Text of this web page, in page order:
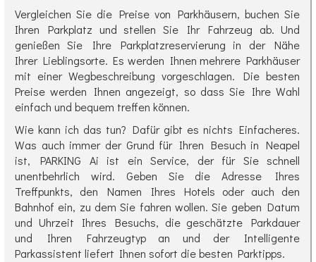
Vergleichen Sie die Preise von Parkhäusern, buchen Sie
Ihren Parkplatz und stellen Sie Ihr Fahrzeug ab. Und
genießen Sie Ihre Parkplatzreservierung in der Nähe
Ihrer Lieblingsorte. Es werden Ihnen mehrere Parkhäuser
mit einer Wegbeschreibung vorgeschlagen. Die besten
Preise werden Ihnen angezeigt, so dass Sie Ihre Wahl
einfach und bequem treffen können.
Wie kann ich das tun? Dafür gibt es nichts Einfacheres.
Was auch immer der Grund für Ihren Besuch in Neapel
ist, PARKING Ai ist ein Service, der für Sie schnell
unentbehrlich wird. Geben Sie die Adresse Ihres
Treffpunkts, den Namen Ihres Hotels oder auch den
Bahnhof ein, zu dem Sie fahren wollen. Sie geben Datum
und Uhrzeit Ihres Besuchs, die geschätzte Parkdauer
und Ihren Fahrzeugtyp an und der Intelligente
Parkassistent liefert Ihnen sofort die besten Parktipps.